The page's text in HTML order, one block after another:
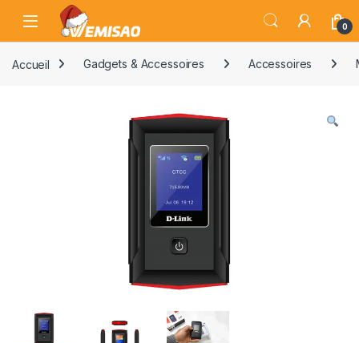
Skip to navigation
Skip to content
Open 0
Accueil Gadgets & Accessoires Accessoires